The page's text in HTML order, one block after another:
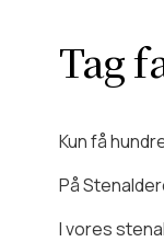
Tag
Kun få
På
I vores